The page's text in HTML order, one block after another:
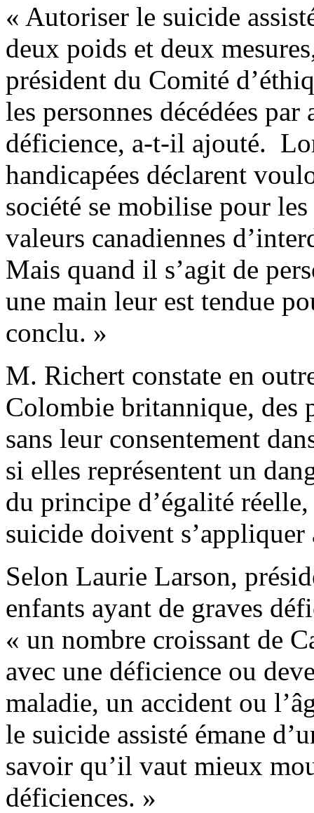
« Autoriser le suicide
deux poids et deux
président du Comité
les personnes décédées
déficience, a-t-il ajouté.
handicapées déclarent
société se mobilise pour
valeurs canadiennes
Mais quand il s’agit de
une main leur est tendue
conclu. »
M. Richert constate en
Colombie britannique, des
sans leur consentement
si elles représentent un
du principe d’égalité
suicide doivent s’appliquer
Selon Laurie Larson,
enfants ayant de graves
« un nombre croissant de
avec une déficience ou
maladie, un accident ou
le suicide assisté émane
savoir qu’il vaut mieux
déficiences. »